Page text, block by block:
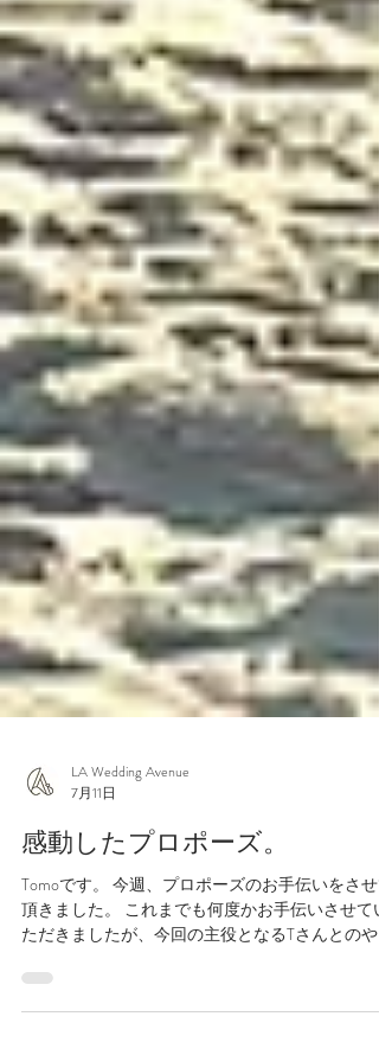
LA Wedding Avenue
感動したプロポーズ。
頂きました。 これまでも何度かお手伝いさせてい
ただきましたが、今回の主役となるTさんとのや